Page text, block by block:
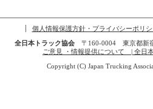
個人情報保護方針・プライバシーポリシ
全日本トラック協会〒160-0004 東京都新宿
ご意見 ・情報提供について | 全日
Copyright (C) Japan Trucking